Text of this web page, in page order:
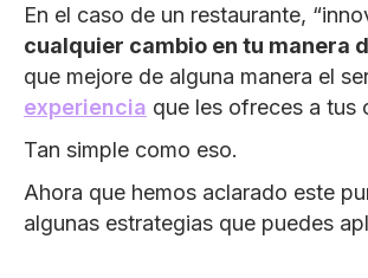
En el caso de un restaurante,
cualquier cambio en tu manera
que mejore de alguna manera el
experiencia que les ofreces a tus
Tan simple como eso.
Ahora que hemos aclarado este
algunas estrategias que puedes